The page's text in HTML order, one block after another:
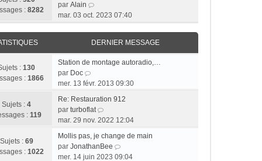
d
e
r
n
i
e
m
e
s
s
g
e
l
t
e
r
l
d
r
i
e
r
m
: 8282
par Alain
o
n
u
t
r
l
e
d
r
n
mar. 03 oct. 2023 07:40
DERNIER MESSAGE
: 130
: 1866
Station de montage autoradio,…
par Doc
o
s
u
l
e
r
mer. 13 févr. 2013 09:30
Sujets : 4
: 119
Re: Restauration 912
par turboflat
o
s
u
mar. 29 nov. 2022 12:04
Sujets : 69
: 1022
Mollis pas, je change de main
par JonathanBee
o
mer. 14 juin 2023 09:04